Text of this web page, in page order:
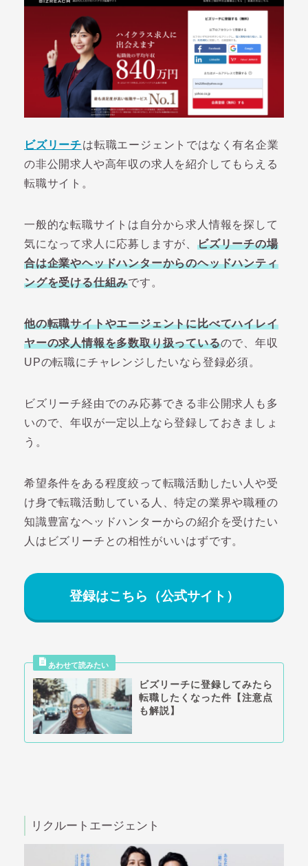
ビズリーチは転職エージェントではなく有名企業
の非公開求人や高年収の求人を紹介してもらえる
転職サイト。
一般的な転職サイトは自分から求人情報を探して
気になって求人に応募しますが、 ビズリーチの場
合は企業やヘッドハンターからのヘッドハンティ
ングを受ける仕組みです。
他の転職サイトやエージェントに比べてハイレイ
ヤーの求人情報を多数取り扱っているので、年収
UPの転職にチャレンジしたいなら登録必須。
ビズリーチ経由でのみ応募できる非公開求人も多
いので、年収が一定以上なら登録しておきましょ
う。
希望条件をある程度絞って転職活動したい人や受
け身で転職活動している人、特定の業界や職種の
知識豊富なヘッドハンターからの紹介を受けたい
人はビズリーチとの相性がいいはずです。
登録はこちら（公式サイト）
ビズリーチに登録してみたら
転職したくなった件【注意点
も解説】
リクルートエージェント